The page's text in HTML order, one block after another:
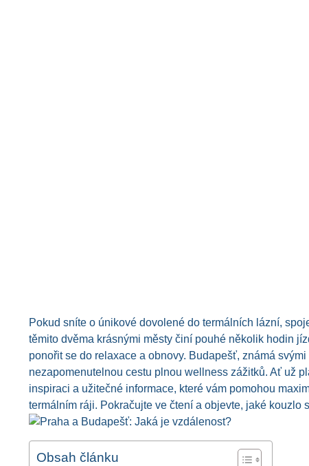
Pokud sníte o únikové dovolené do termálních lázní,
těmito dvěma krásnými městy činí pouhé několik hodin
ponořit se do relaxace a obnovy. Budapešť, známá
nezapomenutelnou cestu plnou wellness zážitků. Ať už
inspiraci a užitečné informace, které vám pomohou
termálním ráji. Pokračujte ve čtení a objevte, jaké kouzlo
Obsah článku